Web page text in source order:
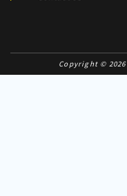
Copyright © 2026